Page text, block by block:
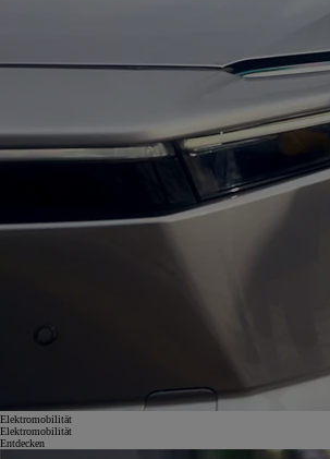
Elektromobilität
Elektromobilität
Entdecken